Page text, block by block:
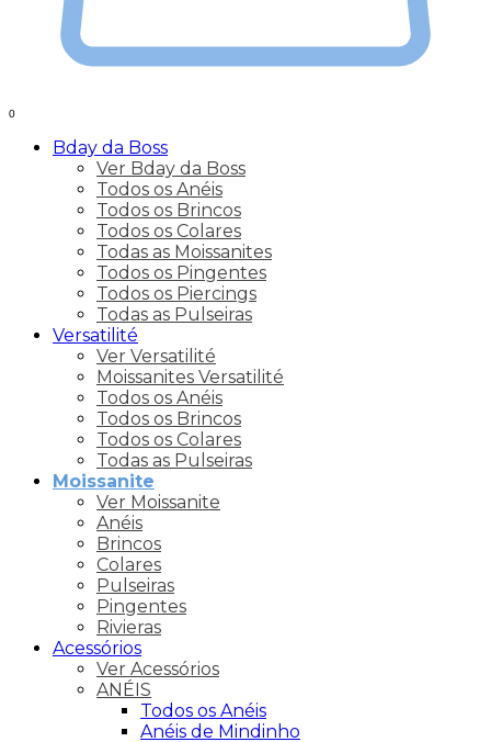
0
Bday da Boss
Ver Bday da Boss
Todos os Anéis
Todos os Brincos
Todos os Colares
Todas as Moissanites
Todos os Pingentes
Todos os Piercings
Todas as Pulseiras
Versatilité
Ver Versatilité
Moissanites Versatilité
Todos os Anéis
Todos os Brincos
Todos os Colares
Todas as Pulseiras
Moissanite
Ver Moissanite
Anéis
Brincos
Colares
Pulseiras
Pingentes
Rivieras
Acessórios
Ver Acessórios
ANÉIS
Todos os Anéis
Anéis de Mindinho